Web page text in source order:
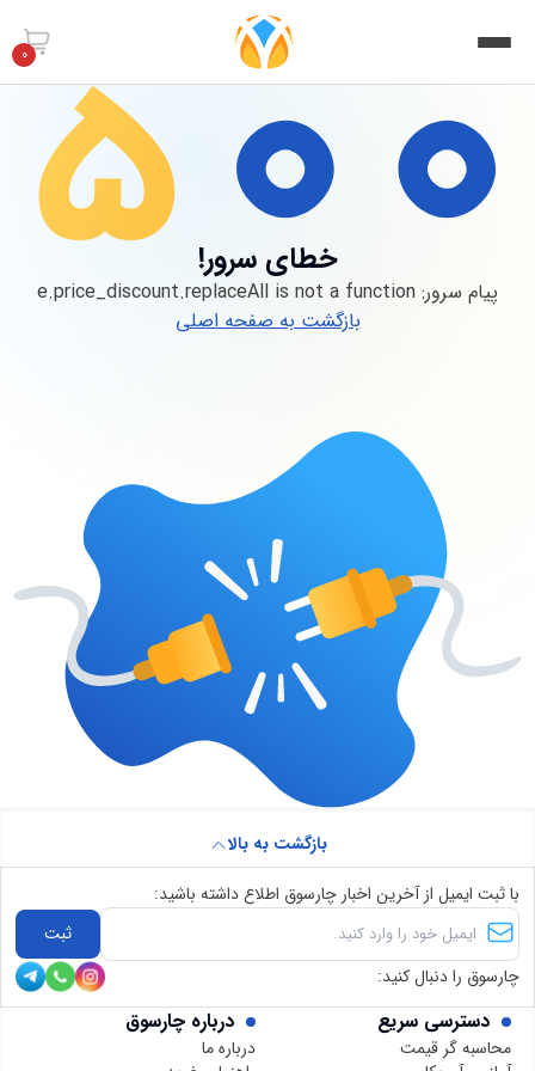
0
خطای سرور!
پیام سرور: e.price_discount.replaceAll is not a function
بازگشت به صفحه اصلی
دسترسی سریع
محاسبه گر قیمت
درباره چارسوق
درباره ما
بازگشت به بالا
با ثبت ایمیل از آخرین اخبار چارسوق اطلاع داشته باشید:
ثبت
چارسوق را دنبال کنید: